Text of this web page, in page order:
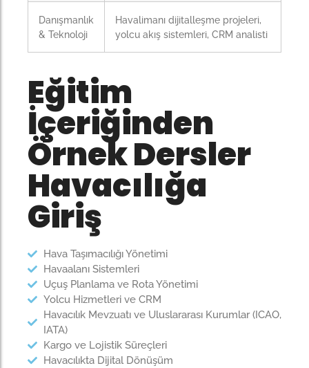
Danışmanlık
& Teknoloji
Havalimanı dijitalleşme projeleri,
yolcu akış sistemleri, CRM analisti
Eğitim
İçeriğinden
Örnek Dersler
Havacılığa
Giriş
Hava Taşımacılığı Yönetimi
Havaalanı Sistemleri
Uçuş Planlama ve Rota Yönetimi
Yolcu Hizmetleri ve CRM
Havacılık Mevzuatı ve Uluslararası Kurumlar (ICAO,
IATA)
Kargo ve Lojistik Süreçleri
Havacılıkta Dijital Dönüşüm